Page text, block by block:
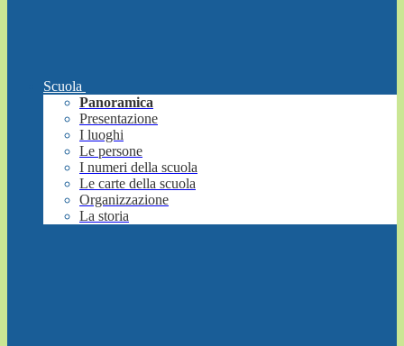
Scuola
Panoramica
Presentazione
I luoghi
Le persone
I numeri della scuola
Le carte della scuola
Organizzazione
La storia